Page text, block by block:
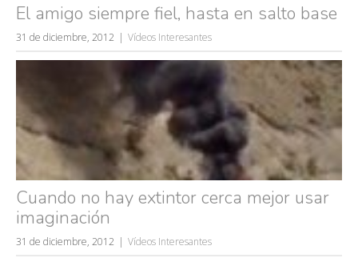
El amigo siempre fiel, hasta en salto base
31 de diciembre, 2012 Vídeos Interesantes
Cuando no hay extintor cerca mejor usar
imaginación
31 de diciembre, 2012 Vídeos Interesantes